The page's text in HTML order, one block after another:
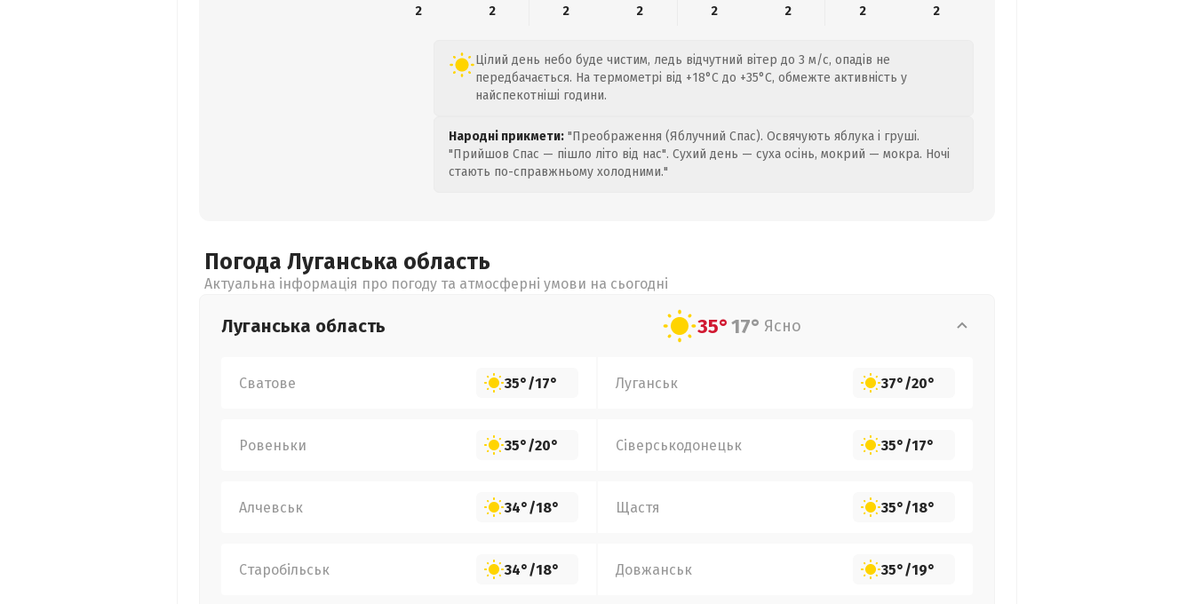
2
2 2 2 2 2 2 2
Цілий день небо буде чистим, ледь відчутний вітер до 3 м/с, опадів не
передбачається. На термометрі від +18°C до +35°C, обмежте активність у
найспекотніші години.
Народні прикмети: "Преображення (Яблучний Спас). Освячують яблука і груші.
"Прийшов Спас — пішло літо від нас". Сухий день — суха осінь, мокрий — мокра. Ночі
стають по-справжньому холодними."
Погода Луганська область
Актуальна інформація про погоду та атмосферні умови на сьогодні
Луганська область 35°17° Ясно
Сватове 35°/17° Луганськ 37°/20°
Ровеньки 35°/20° Сіверськодонецьк 35°/17°
Алчевськ 34°/18° Щастя 35°/18°
Старобільськ 34°/18° Довжанськ 35°/19°